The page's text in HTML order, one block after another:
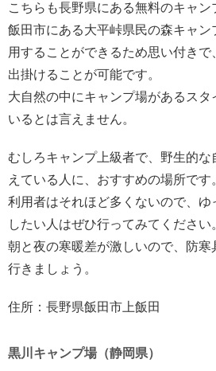
こちらも長野県にある無料のキャン
飯田市にある大平峠県民の森キャン
用することができるため思い付きで
出掛けることが可能です。
大自然の中にキャンプ場があるスタ
いるとは言えません。
むしろキャンプ上級者で、野生的
えている人に、おすすめの場所です
利用者はそれほど多くないので、
したい人はぜひ行ってみてください
朝と夜の寒暖差が激しいので、防寒
行きましょう。
住所：長野県飯田市上飯田
黒川キャンプ場（静岡県）